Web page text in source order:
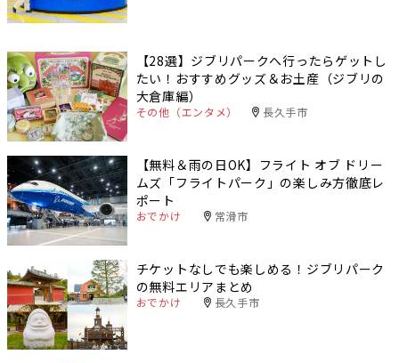
【28選】ジブリパークへ行ったらゲットし
たい！おすすめグッズ＆お土産（ジブリの
大倉庫編）
その他（エンタメ） 長久手市
【無料＆雨の日OK】フライト オブ ドリー
ムズ「フライトパーク」の楽しみ方徹底レ
ポート
おでかけ 常滑市
チケットなしでも楽しめる！ジブリパーク
の無料エリアまとめ
おでかけ 長久手市